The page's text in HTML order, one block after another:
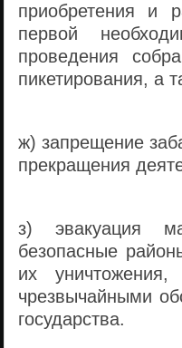
приобретения и
первой
проведения
пикетирования, а
ж) запрещение
прекращения
з) эвакуация
безопасные
их
чрезвычайными
государства.